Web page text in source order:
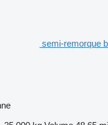
semi-remorque